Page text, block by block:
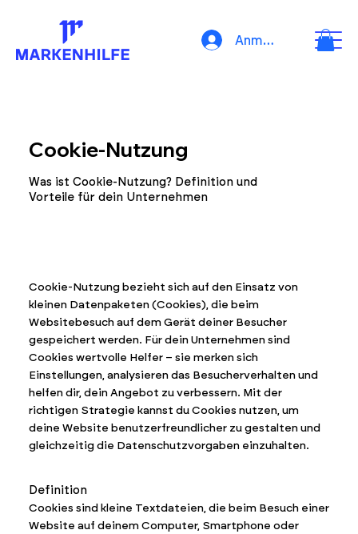
Anmelden
Cookie-Nutzung
Was ist Cookie-Nutzung? Definition und
Vorteile für dein Unternehmen
Cookie-Nutzung bezieht sich auf den Einsatz von
kleinen Datenpaketen (Cookies), die beim
Websitebesuch auf dem Gerät deiner Besucher
gespeichert werden. Für dein Unternehmen sind
Cookies wertvolle Helfer – sie merken sich
Einstellungen, analysieren das Besucherverhalten und
helfen dir, dein Angebot zu verbessern. Mit der
richtigen Strategie kannst du Cookies nutzen, um
deine Website benutzerfreundlicher zu gestalten und
gleichzeitig die Datenschutzvorgaben einzuhalten.
Definition
Cookies sind kleine Textdateien, die beim Besuch einer
Website auf deinem Computer, Smartphone oder